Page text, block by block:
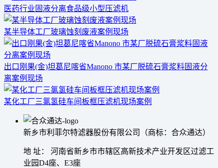
医药行业固液分离食品级小型压滤机
某半导体工厂玻璃蚀刻废液案例现场
出口刚果(金)坦葛尼喀省Manono 市某厂脱硫石膏浆料固液分
离案例现场
某化工厂三氯氢硅车间板框压滤机现场案例
新乡市利菲尔特滤器股份有限公司（商标：合众通达）
地 址： 河南省新乡市市辖区高新技术产业开发区过滤工
业园D4座、E3座